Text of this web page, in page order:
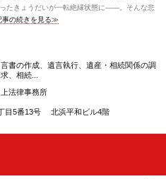
たきょうだいが一転絶縁状態に――。そんな悲
事の続きを見る≫
書の作成、遺言執行、遺産・相続関係の調
、相続...
法律事務所
目5番13号 北浜平和ビル4階